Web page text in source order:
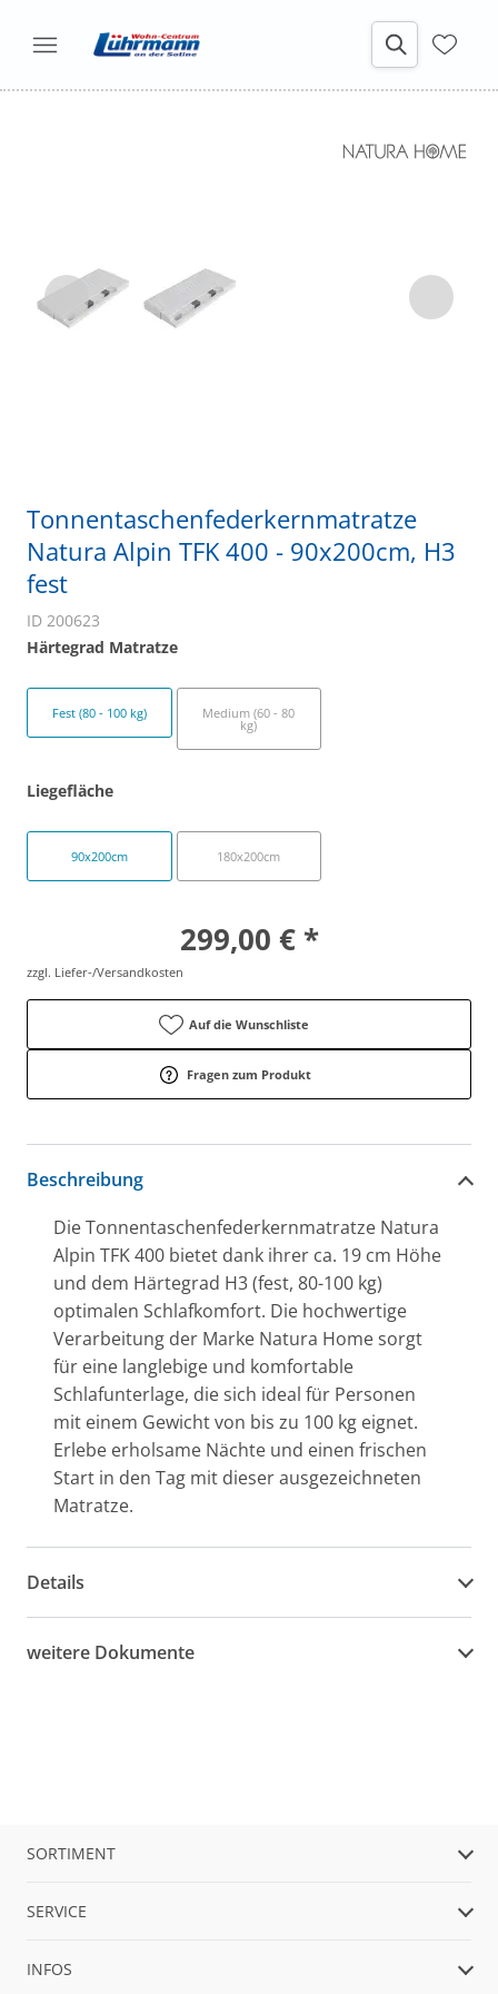
Tonnentaschenfederkernmatratze
Natura Alpin TFK 400 - 90x200cm, H3
fest
ID 200623
Härtegrad Matratze
Fest (80 - 100 kg) Medium (60 - 80
kg)
Liegefläche
90x200cm 180x200cm
299,00 € *
zzgl. Liefer-/Versandkosten
Auf die Wunschliste
Fragen zum Produkt
Beschreibung
Die Tonnentaschenfederkernmatratze Natura
Alpin TFK 400 bietet dank ihrer ca. 19 cm Höhe
und dem Härtegrad H3 (fest, 80-100 kg)
optimalen Schlafkomfort. Die hochwertige
Verarbeitung der Marke Natura Home sorgt
für eine langlebige und komfortable
Schlafunterlage, die sich ideal für Personen
mit einem Gewicht von bis zu 100 kg eignet.
Erlebe erholsame Nächte und einen frischen
Start in den Tag mit dieser ausgezeichneten
Matratze.
Details
weitere Dokumente
SORTIMENT
SERVICE
INFOS